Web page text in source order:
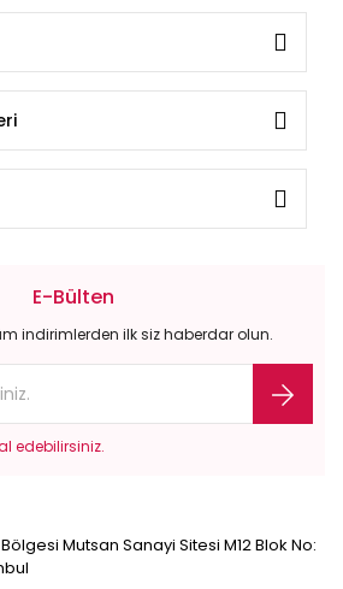
E-Bülten
indirimlerden ilk siz haberdar olun.
edebilirsiniz.
Mutsan Sanayi Sitesi M12 Blok No: